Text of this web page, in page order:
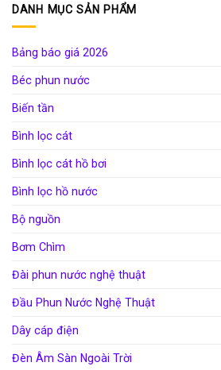
DANH MỤC SẢN PHẨM
Bảng báo giá 2026
Béc phun nước
Biến tần
Bình lọc cát
Bình lọc cát hồ bơi
Bình lọc hồ nước
Bộ nguồn
Bơm Chìm
Đài phun nước nghệ thuật
Đầu Phun Nước Nghệ Thuật
Dây cáp điện
Đèn Âm Sàn Ngoài Trời